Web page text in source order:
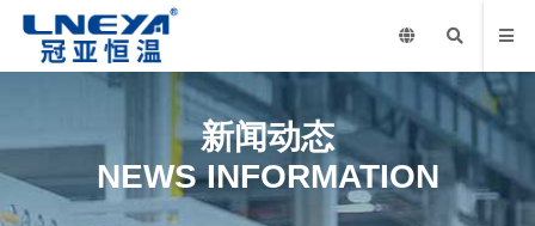
新闻动态
NEWS INFORMATION